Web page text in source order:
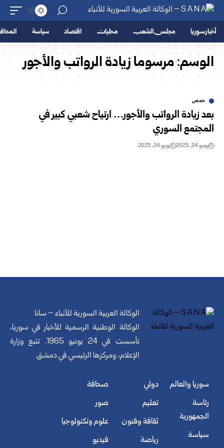
أخبار سوريا مجلس الشعب محليات اقتصاد سياسة
الوسم:مرسوما زيادة الرواتب والأجور
حمص
بعد زيادة الرواتب والأجور… ارتياح شعبي كبير في
المجتمع السوري
يونيو 24, 2025 يونيو 24, 2025
الوكالة العربية السورية للأنباء – سانا
الوكالة الوطنية الرسمية للأخبار في سوريا،
تأسست في 24 يونيو 1965. تتبع وزارة
الإعلام، ومركزها الرئيسي في دمشق.
سوريا والعالم
رئاسة
الجمهورية
سياسة
دولي
تعليم
ثقافة وفنون
رياضة
صحافة
صور
علوم وتكنولوجيا
فيديو